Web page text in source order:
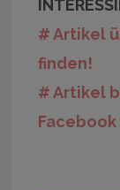
# Artikel
finden!
# Artikel